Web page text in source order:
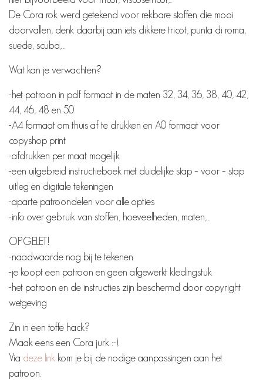
De Cora rok werd getekend voor rekbare stoffen die mooi
doorvallen, denk daarbij aan iets dikkere tricot, punta di roma,
suede, scuba,…
Wat kan je verwachten?
-het patroon in pdf formaat in de maten 32, 34, 36, 38, 40, 42,
44, 46, 48 en 50
-A4 formaat om thuis af te drukken en A0 formaat voor
copyshop print
-afdrukken per maat mogelijk
-een uitgebreid instructieboek met duidelijke stap – voor – stap
uitleg en digitale tekeningen
-aparte patroondelen voor alle opties
-info over gebruik van stoffen, hoeveelheden, maten,…
OPGELET!
-naadwaarde nog bij te tekenen
-je koopt een patroon en geen afgewerkt kledingstuk
-het patroon en de instructies zijn beschermd door copyright
wetgeving
Zin in een toffe hack?
Maak eens een Cora jurk :-).
Via deze link kom je bij de nodige aanpassingen aan het
patroon.